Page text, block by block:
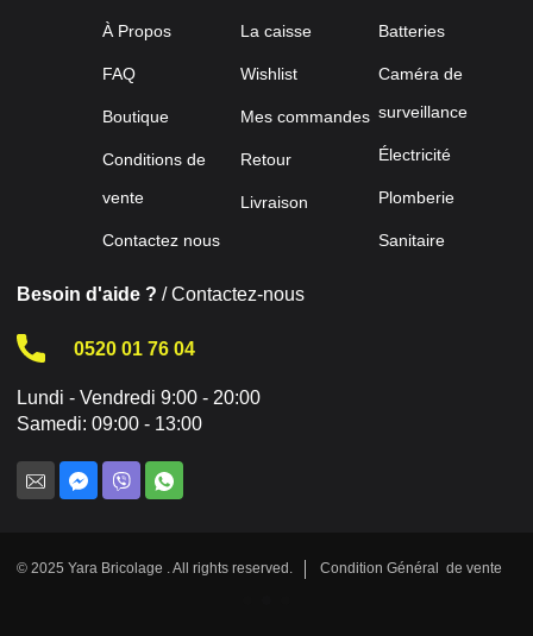
À Propos
FAQ
Boutique
Conditions de
vente
Contactez nous
La caisse
Wishlist
Mes commandes
Retour
Livraison
Batteries
Caméra de
surveillance
Électricité
Plomberie
Sanitaire
Besoin d'aide ? / Contactez-nous
0520 01 76 04
Lundi - Vendredi 9:00 - 20:00
Samedi: 09:00 - 13:00
© 2025 Yara Bricolage . All rights reserved. Condition Général de vente